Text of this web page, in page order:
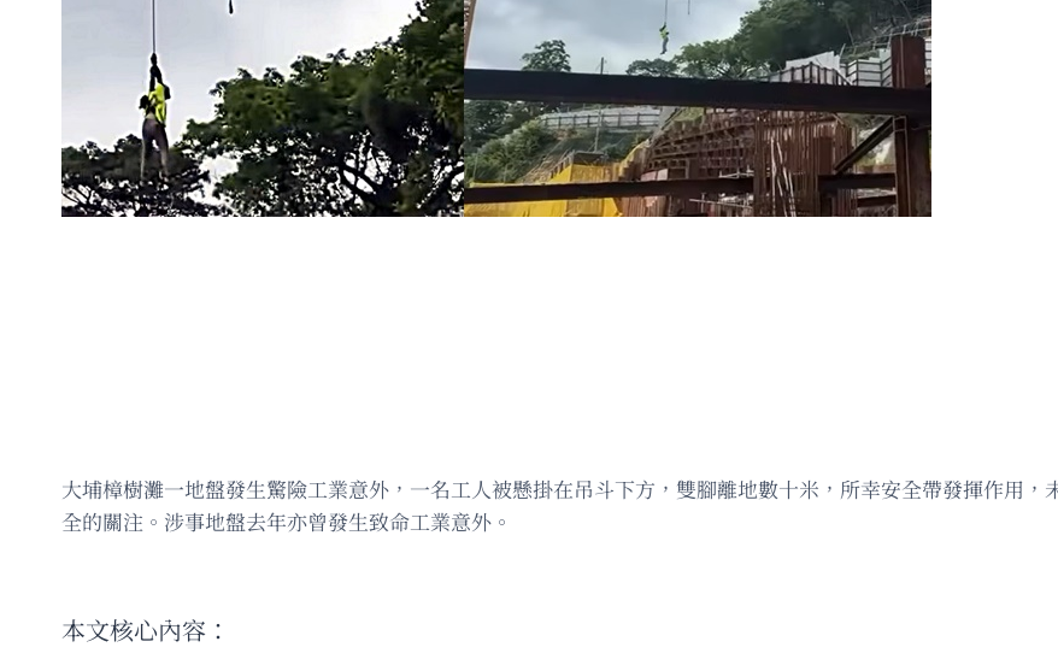
大埔樟樹灘一地盤發生驚險工業意外，一名工人被懸掛在吊斗下方，雙腳離地數十米，所幸安全帶發揮作用
全的關注。涉事地盤去年亦曾發生致命工業意外。
本文核心內容：